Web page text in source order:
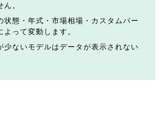
。
状態・年式・市場相場・カスタムパー
って変動します。
少ないモデルはデータが表示されない